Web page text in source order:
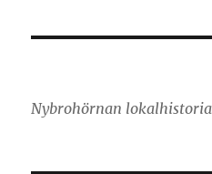
Nybrohörnan lokalhistoria